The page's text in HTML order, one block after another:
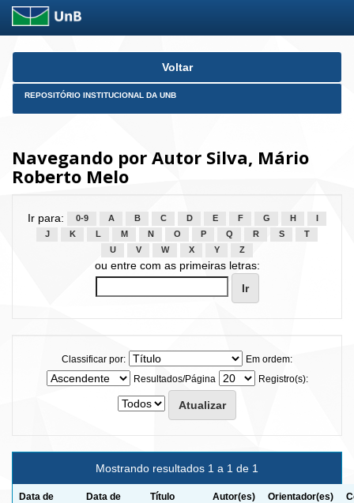
Skip
Voltar
REPOSITÓRIO INSTITUCIONAL DA UNB
Navegando por Autor Silva, Mário
Roberto Melo
Ir para: 0-9 A B C D E F G H
J
K L M N O P Q R S
T
U
V W X Y Z
ou entre com as primeiras letras:
Classificar por:
Em ordem:
Resultados/Página
Registro(s):
Mostrando resultados 1 a 1 de 1
Data de
Data de
Título Autor(es) Orientador(es)